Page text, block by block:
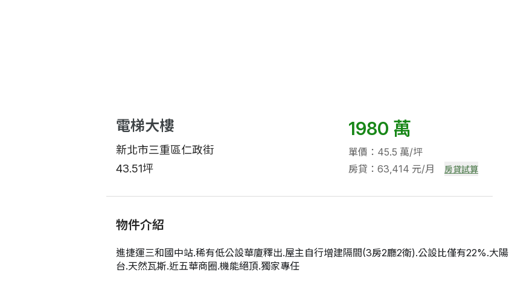
電梯大樓
新北市三重區仁政街
43.51坪
1980 萬
單價：45.5 萬/坪
房貸：63,414 元/月
房貸試算
物件介紹
進捷運三和國中站.稀有低公設華廈釋出.屋主自行增建隔間(3房2廳2衛).公設比僅有22%.大陽
台.天然瓦斯.近五華商圈.機能絕頂.獨家專任